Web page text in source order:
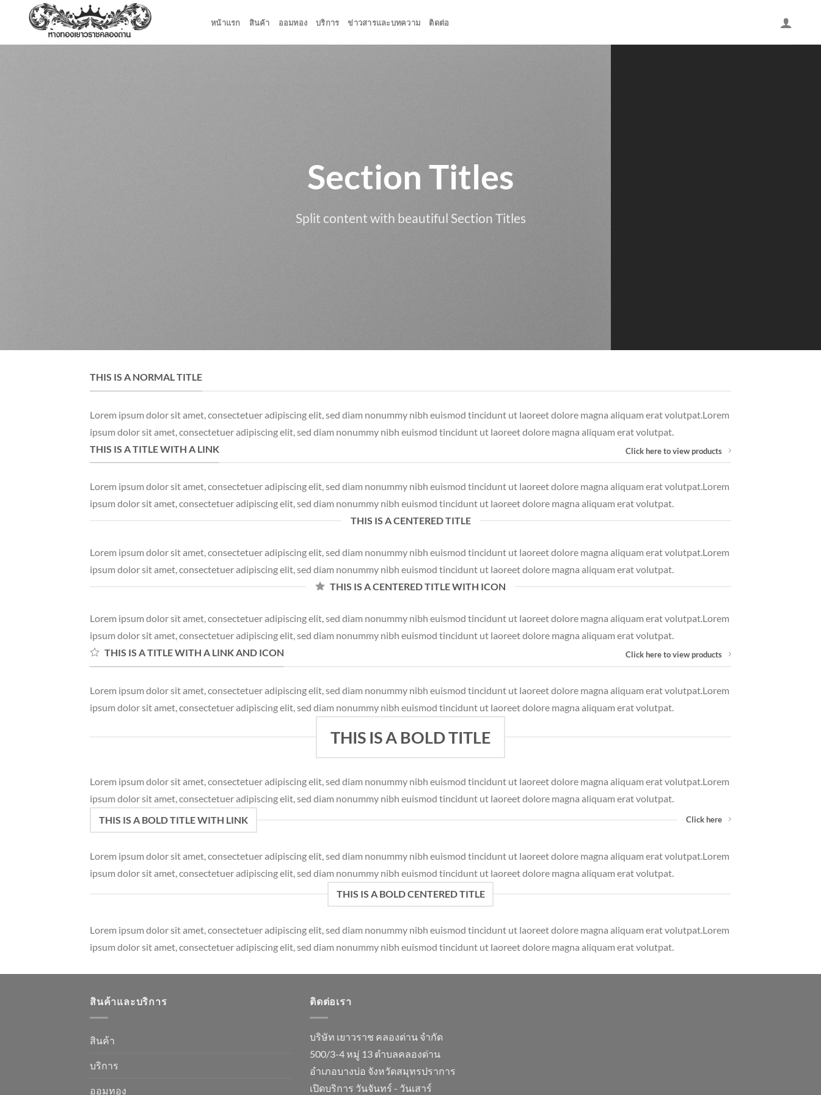
ยัง
หน้าแรก สินค้า ออมทอง บริการ ข่าวสารและบทความ ติดต่อ
Section Titles
Split content with beautiful Section Titles
THIS IS A NORMAL TITLE
Lorem ipsum dolor sit amet, consectetuer adipiscing elit, sed diam nonummy nibh euismod tincidunt ut laoreet dolore magna aliquam erat volutpat.Lorem
ipsum dolor sit amet, consectetuer adipiscing elit, sed diam nonummy nibh euismod tincidunt ut laoreet dolore magna aliquam erat volutpat.
THIS IS A TITLE WITH A LINK
Click here to view products
Lorem ipsum dolor sit amet, consectetuer adipiscing elit, sed diam nonummy nibh euismod tincidunt ut laoreet dolore magna aliquam erat volutpat.Lorem
ipsum dolor sit amet, consectetuer adipiscing elit, sed diam nonummy nibh euismod tincidunt ut laoreet dolore magna aliquam erat volutpat.
THIS IS A CENTERED TITLE
Lorem ipsum dolor sit amet, consectetuer adipiscing elit, sed diam nonummy nibh euismod tincidunt ut laoreet dolore magna aliquam erat volutpat.Lorem
ipsum dolor sit amet, consectetuer adipiscing elit, sed diam nonummy nibh euismod tincidunt ut laoreet dolore magna aliquam erat volutpat.
THIS IS A CENTERED TITLE WITH ICON
Lorem ipsum dolor sit amet, consectetuer adipiscing elit, sed diam nonummy nibh euismod tincidunt ut laoreet dolore magna aliquam erat volutpat.Lorem
ipsum dolor sit amet, consectetuer adipiscing elit, sed diam nonummy nibh euismod tincidunt ut laoreet dolore magna aliquam erat volutpat.
THIS IS A TITLE WITH A LINK AND ICON
Click here to view products
Lorem ipsum dolor sit amet, consectetuer adipiscing elit, sed diam nonummy nibh euismod tincidunt ut laoreet dolore magna aliquam erat volutpat.Lorem
ipsum dolor sit amet, consectetuer adipiscing elit, sed diam nonummy nibh euismod tincidunt ut laoreet dolore magna aliquam erat volutpat.
THIS IS A BOLD TITLE
Lorem ipsum dolor sit amet, consectetuer adipiscing elit, sed diam nonummy nibh euismod tincidunt ut laoreet dolore magna aliquam erat volutpat.Lorem
ipsum dolor sit amet, consectetuer adipiscing elit, sed diam nonummy nibh euismod tincidunt ut laoreet dolore magna aliquam erat volutpat.
THIS IS A BOLD TITLE WITH LINK
Click here
Lorem ipsum dolor sit amet, consectetuer adipiscing elit, sed diam nonummy nibh euismod tincidunt ut laoreet dolore magna aliquam erat volutpat.Lorem
ipsum dolor sit amet, consectetuer adipiscing elit, sed diam nonummy nibh euismod tincidunt ut laoreet dolore magna aliquam erat volutpat.
THIS IS A BOLD CENTERED TITLE
Lorem ipsum dolor sit amet, consectetuer adipiscing elit, sed diam nonummy nibh euismod tincidunt ut laoreet dolore magna aliquam erat volutpat.Lorem
ipsum dolor sit amet, consectetuer adipiscing elit, sed diam nonummy nibh euismod tincidunt ut laoreet dolore magna aliquam erat volutpat.
สินค้าและบริการ
สินค้า
บริการ
ออมทอง
ติดต่อเรา
บริษัท เยาวราช คลองด่าน จำกัด
500/3-4 หมู่ 13 ตำบลคลองด่าน
อำเภอบางบ่อ จังหวัดสมุทรปราการ
เปิดบริการ วันจันทร์ - วันเสาร์